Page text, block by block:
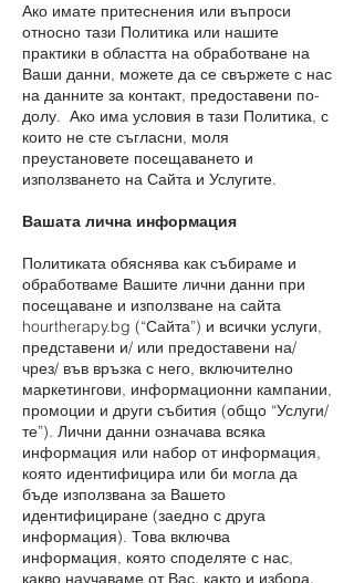
Ако имате притеснения или въпроси
относно тази Политика или нашите
практики в областта на обработване на
Ваши данни, можете да се свържете с нас
на данните за контакт, предоставени по-
долу. Ако има условия в тази Политика, с
които не сте съгласни, моля
преустановете посещаването и
използването на Сайта и Услугите.
Вашата лична информация
Политиката обяснява как събираме и
обработваме Вашите лични данни при
посещаване и използване на сайта
hourtherapy.bg (“Сайта”) и всички услуги,
представени и/ или предоставени на/
чрез/ във връзка с него, включително
маркетингови, информационни кампании,
промоции и други събития (общо “Услуги/
те”). Лични данни означава всяка
информация или набор от информация,
която идентифицира или би могла да
бъде използвана за Вашето
идентифициране (заедно с друга
информация). Това включва
информация, която споделяте с нас,
какво научаваме от Вас, както и избора,